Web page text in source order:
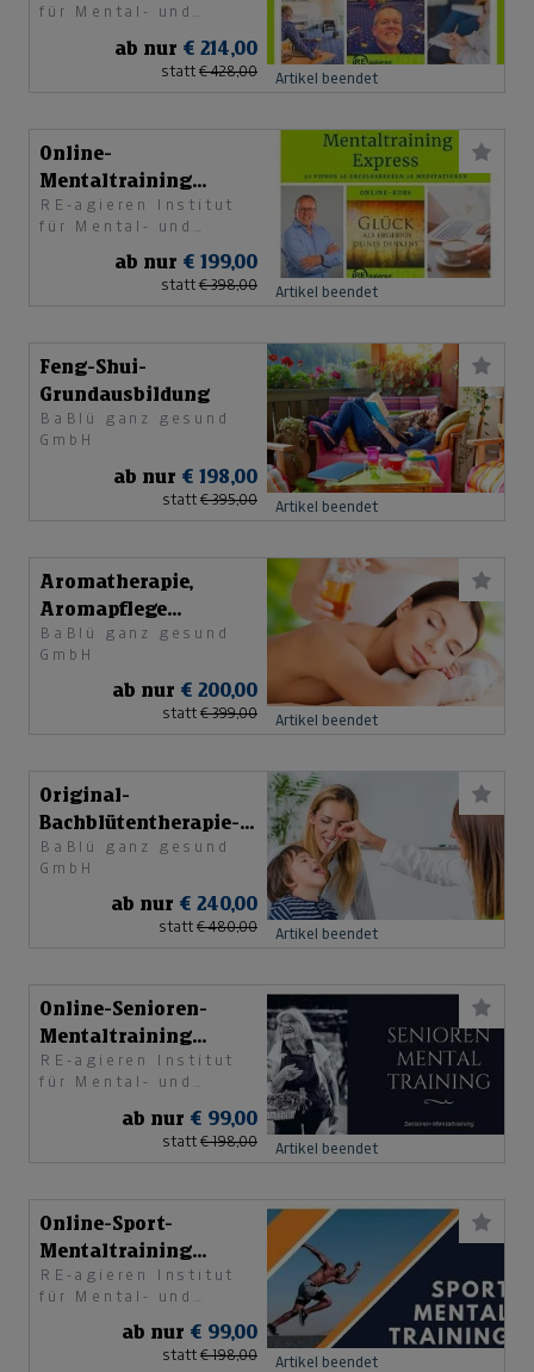
für Mental- und
ab nur € 214,00
statt € 428,00 Artikel beendet
Online-
Mentaltraining
Express
RE-agieren Institut
für Mental- und
ab nur € 199,00
statt € 398,00 Artikel beendet
Feng-Shui-
Grundausbildung
BaBlü ganz gesund
GmbH
ab nur € 198,00
statt € 395,00 Artikel beendet
Aromatherapie,
Aromapflege
Grundkurs
BaBlü ganz gesund
GmbH
ab nur € 200,00
statt € 399,00 Artikel beendet
Original-
Bachblütentherapie-
Ausbildung
BaBlü ganz gesund
GmbH
ab nur € 240,00
statt € 480,00 Artikel beendet
Online-Senioren-
Mentaltraining
Basics
RE-agieren Institut
für Mental- und
ab nur € 99,00
statt € 198,00 Artikel beendet
Online-Sport-
Mentaltraining
Basics
RE-agieren Institut
für Mental- und
ab nur € 99,00
statt € 198,00 Artikel beendet